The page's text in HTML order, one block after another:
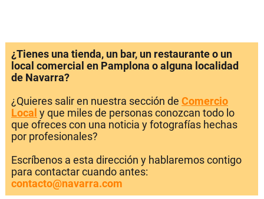
¿Tienes una tienda, un bar, un restaurante o un
local comercial en Pamplona o alguna localidad
de Navarra?
¿Quieres salir en nuestra sección de Comercio
Local y que miles de personas conozcan todo lo
que ofreces con una noticia y fotografías hechas
por profesionales?
Escríbenos a esta dirección y hablaremos contigo
para contactar cuando antes:
contacto@navarra.com